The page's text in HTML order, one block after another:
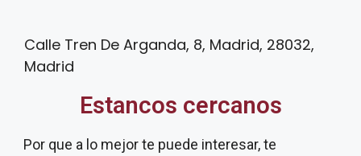
Calle Tren De Arganda, 8, Madrid, 28032,
Madrid
Estancos cercanos
Por que a lo mejor te puede interesar, te